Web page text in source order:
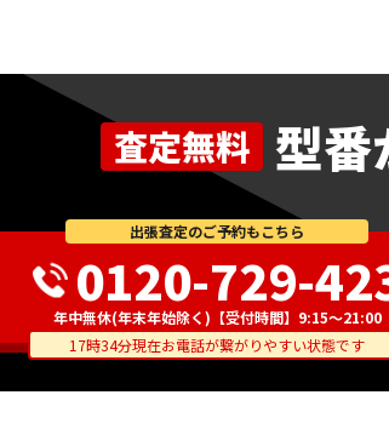
査定無料 型番
出張査定のご予約もこちら
0120-729-
年中無休(年末年始除く)【受付時間】9:15～21:00
17時34分現在お電話が繋がりやすい状態です